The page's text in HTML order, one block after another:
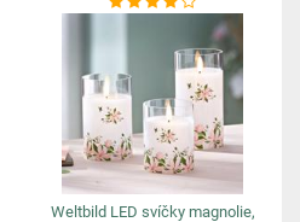
Weltbild LED svíčky magnolie,